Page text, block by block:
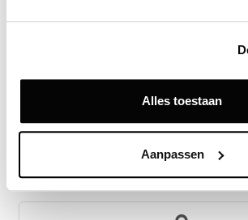
Alles toestaan
Aanpassen
oktober 2026 krijgen huurders
Cushman & Wakefield